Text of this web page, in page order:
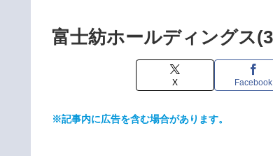
富士紡ホールディングス
X Facebook
※記事内に広告を含む場合があります。